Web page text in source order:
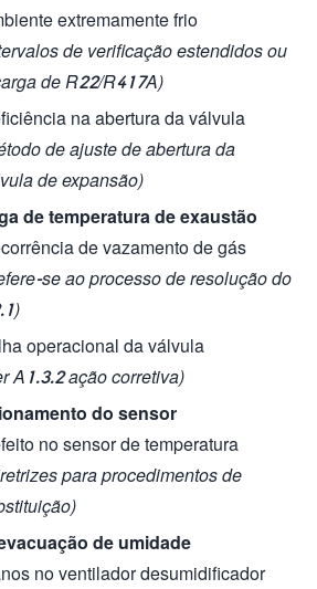
extremamente frio
de verificação estendidos ou
de R22/R417A)
na abertura da válvula
de ajuste de abertura da
de expansão)
de temperatura de exaustão
de vazamento de gás
se ao processo de resolução do
operacional da válvula
A1.3.2 ação corretiva)
do sensor
no sensor de temperatura
para procedimentos de
de umidade
no ventilador desumidificador